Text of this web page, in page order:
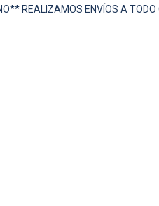
REALIZAMOS ENVÍOS A TODO